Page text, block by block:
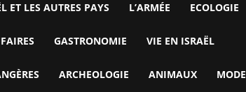
ET LES AUTRES PAYS L’ARMÉE ECOLOGIE
GASTRONOMIE VIE EN ISRAËL
ARCHEOLOGIE ANIMAUX MODE